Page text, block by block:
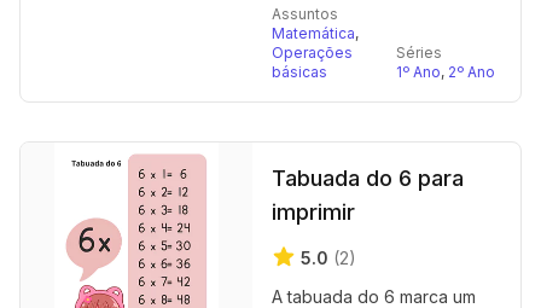
Assuntos
Matemática,
Operações
básicas
Séries
1º Ano, 2º Ano
Tabuada do 6 para
imprimir
5.0 (2)
A tabuada do 6 marca um